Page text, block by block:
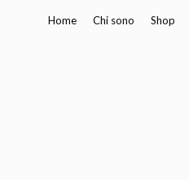
Home Chi sono Shop